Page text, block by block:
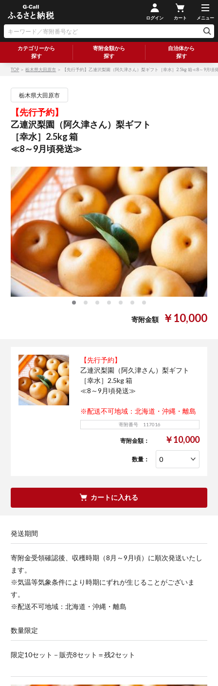
ログイン カート メニュー
カテゴリーから
探す
寄附金額から
探す
自治体から
探す
TOP ＞栃木県大田原市 ＞ 【先行予約】乙連沢梨園（阿久津さん）梨ギフト［幸水］2.5kg 箱≪8～9月頃
栃木県大田原市
【先行予約】
乙連沢梨園（阿久津さん）梨ギフト
［幸水］2.5kg 箱
≪8～9月頃発送≫
寄附金額 ￥10,000
【先行予約】
乙連沢梨園（阿久津さん）梨ギフト
［幸水］2.5kg 箱
≪8～9月頃発送≫
※配送不可地域：北海道・沖縄・離島
寄附番号 117016
寄附金額： ￥10,000
数量：
カートに入れる
発送期間
寄附金受領確認後、収穫時期（8月～9月頃）に順次発送いたし
ます。
※気温等気象条件により時期にずれが生じることがございま
す。
※配送不可地域：北海道・沖縄・離島
数量限定
限定10セット－販売8セット＝残2セット